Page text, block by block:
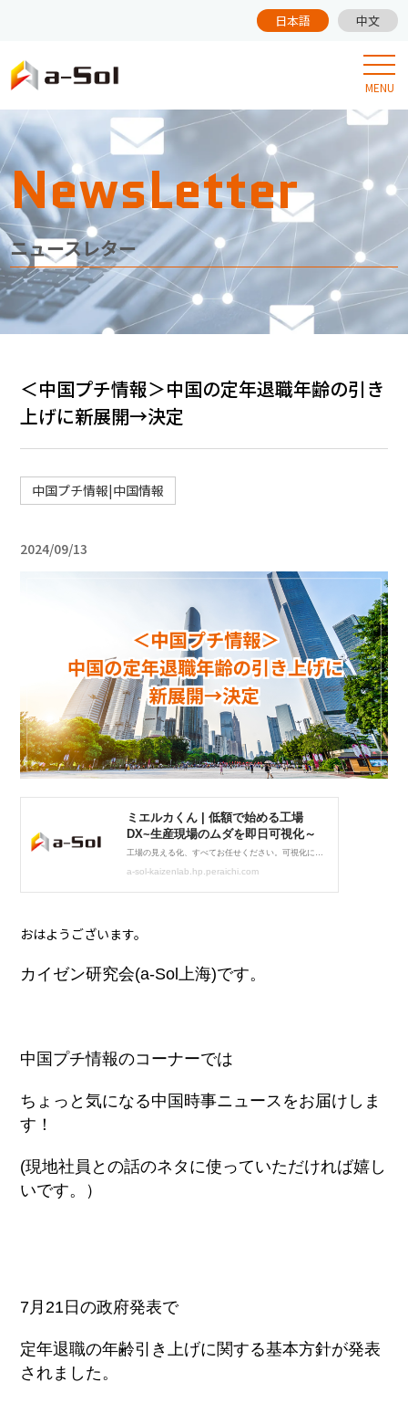
日本語 中文
MENU
NewsLetter
ニュースレター
＜中国プチ情報＞中国の定年退職年齢の引き
上げに新展開→決定
中国プチ情報|中国情報
2024/09/13
おはようございます。
カイゼン研究会(a-Sol上海)です。
中国プチ情報のコーナーでは
ちょっと気になる中国時事ニュースをお届けしま
す！
(現地社員との話のネタに使っていただければ嬉し
いです。）
7月21日の政府発表で
定年退職の年齢引き上げに関する基本方針が発表
されました。